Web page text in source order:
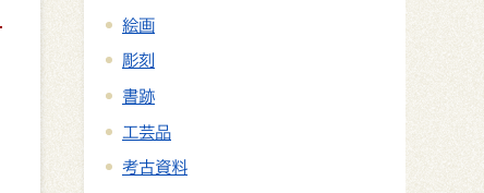
絵画
彫刻
書跡
工芸品
考古資料